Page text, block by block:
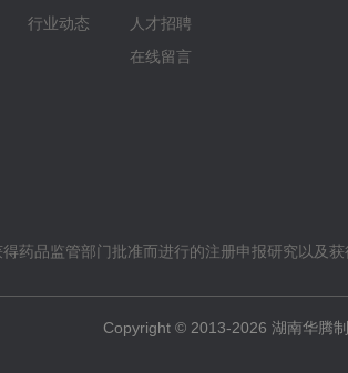
行业动态
人才招聘
在线留言
药品监管部门批准而进行的注册申报研究以及
Copyright © 2013-2026 湖南华腾